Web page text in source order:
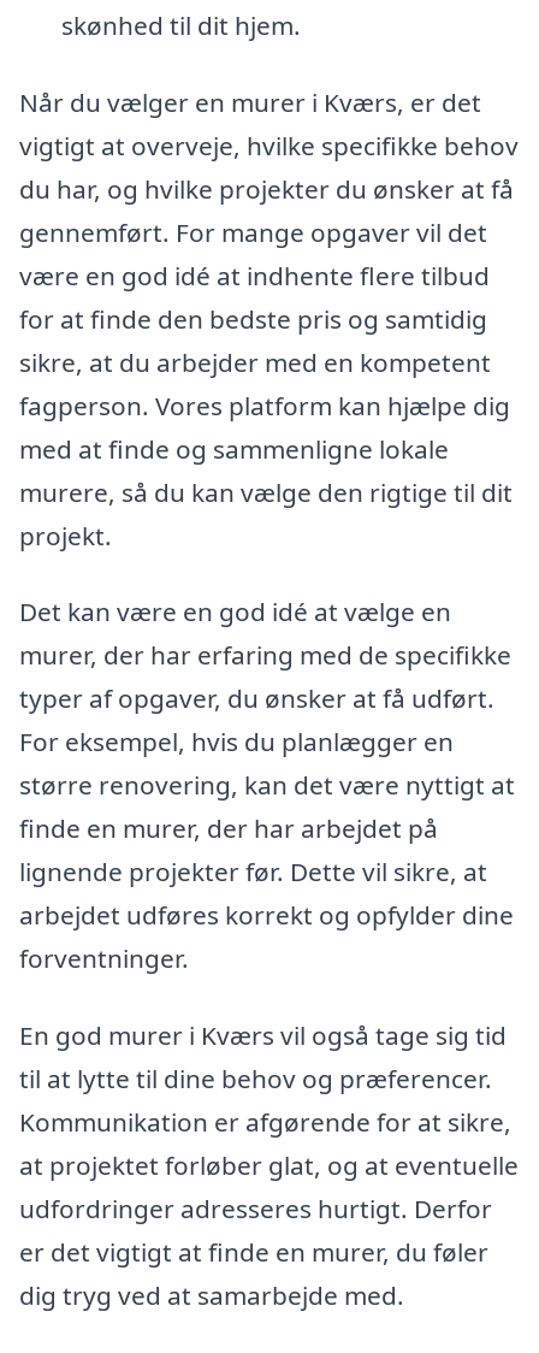
skønhed til dit hjem.
Når du vælger en murer i Kværs, er det
vigtigt at overveje, hvilke specifikke behov
du har, og hvilke projekter du ønsker at få
gennemført. For mange opgaver vil det
være en god idé at indhente flere tilbud
for at finde den bedste pris og samtidig
sikre, at du arbejder med en kompetent
fagperson. Vores platform kan hjælpe dig
med at finde og sammenligne lokale
murere, så du kan vælge den rigtige til dit
projekt.
Det kan være en god idé at vælge en
murer, der har erfaring med de specifikke
typer af opgaver, du ønsker at få udført.
For eksempel, hvis du planlægger en
større renovering, kan det være nyttigt at
finde en murer, der har arbejdet på
lignende projekter før. Dette vil sikre, at
arbejdet udføres korrekt og opfylder dine
forventninger.
En god murer i Kværs vil også tage sig tid
til at lytte til dine behov og præferencer.
Kommunikation er afgørende for at sikre,
at projektet forløber glat, og at eventuelle
udfordringer adresseres hurtigt. Derfor
er det vigtigt at finde en murer, du føler
dig tryg ved at samarbejde med.